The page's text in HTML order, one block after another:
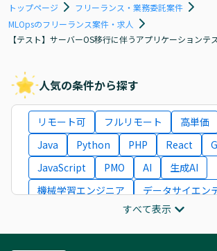
トップページ
フリーランス・業務委託案件
MLOpsのフリーランス案件・求人
【テスト】サーバーOS移行に伴うアプリケーションテ
人気の条件から探す
リモート可 フルリモート 高単価
Java
Python PHP React
JavaScript
PMO AI
生成AI
機械学習エンジニア
データサイエン
ITコンサルタント
フロントエンドエンジニア
すべて表示